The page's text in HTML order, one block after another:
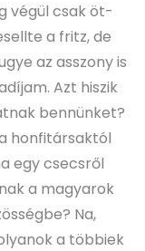
végül csak öt-
a fritz, de
az asszony is
Azt hiszik
bennünket?
honfitársaktól
egy csecsről
a magyarok
Na,
a többiek